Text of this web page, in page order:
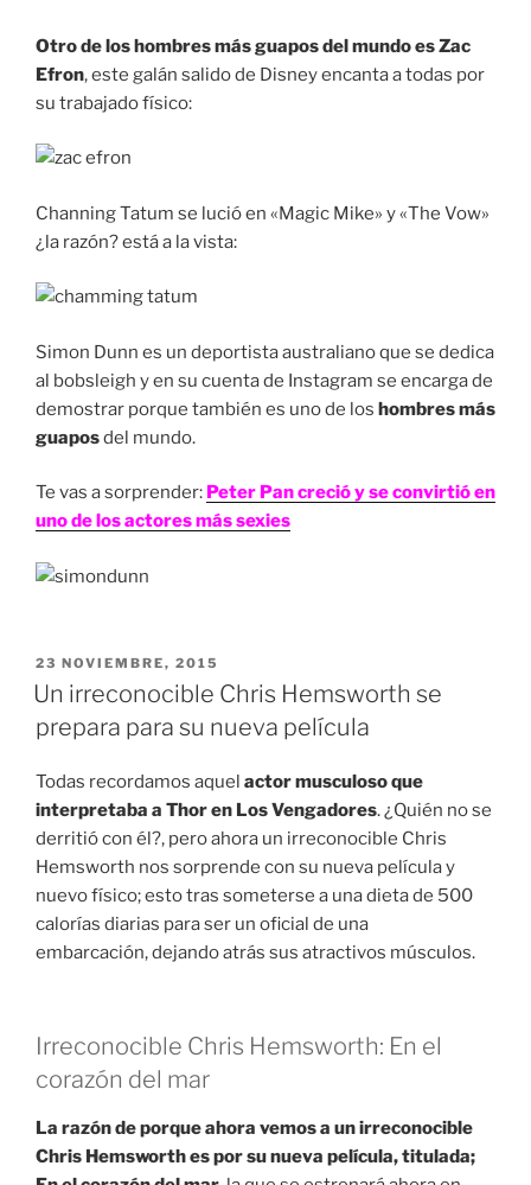
Otro de los hombres más guapos del mundo es Zac
Efron, este galán salido de Disney encanta a todas por
su trabajado físico:
Channing Tatum se lució en «Magic Mike» y «The Vow»
¿la razón? está a la vista:
Simon Dunn es un deportista australiano que se dedica
al bobsleigh y en su cuenta de Instagram se encarga de
demostrar porque también es uno de los hombres más
guaposdel mundo.
Te vas a sorprender: Peter Pan creció y se convirtió en
uno de los actores más sexies
PUBLICADO
EN
23 NOVIEMBRE, 2015
Un irreconocible Chris Hemsworth se
prepara para su nueva película
Todas recordamos aquel actor musculoso que
interpretaba a Thor en Los Vengadores. ¿Quién no se
derritió con él?, pero ahora un irreconocible Chris
Hemsworth nos sorprende con su nueva película y
nuevo físico; esto tras someterse a una dieta de 500
calorías diarias para ser un oficial de una
embarcación, dejando atrás sus atractivos músculos.
Irreconocible Chris Hemsworth: En el
corazón del mar
La razón de porque ahora vemos a un irreconocible
Chris Hemsworth es por su nueva película, titulada;